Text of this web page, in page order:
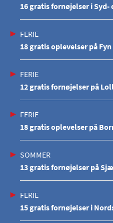
16 gratis fornøjelser i
FERIE
18 gratis oplevelser på Fyn
FERIE
12 gratis fornøjelser på
FERIE
18 gratis oplevelser på
SOMMER
13 gratis fornøjelser på
FERIE
15 gratis fornøjelser i